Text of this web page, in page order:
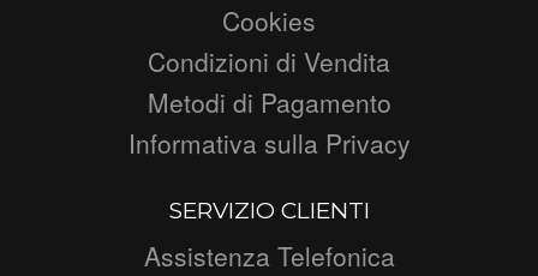
Cookies
Condizioni di Vendita
Metodi di Pagamento
Informativa sulla Privacy
SERVIZIO CLIENTI
Assistenza Telefonica